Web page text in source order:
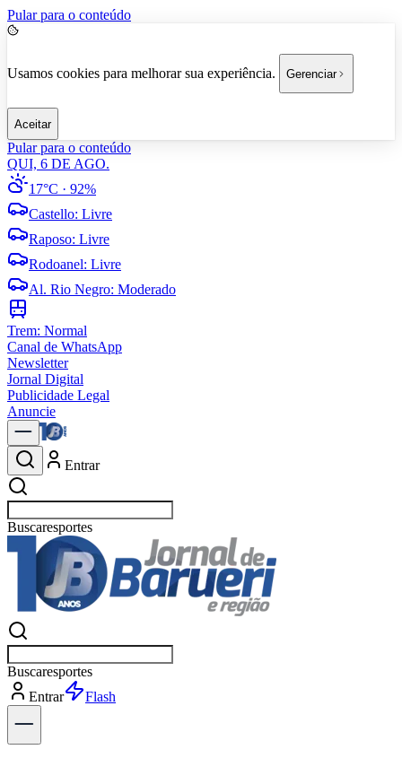
Pular para o conteúdo
Usamos cookies para melhorar sua experiência. Gerenciar
Aceitar
Pular para o conteúdo
QUI, 6 DE AGO.
17°C · 92%
Castello: Livre
Raposo: Livre
Rodoanel: Livre
Al. Rio Negro: Moderado
Trem: Normal
Canal de WhatsApp
Newsletter
Jornal Digital
Publicidade Legal
Anuncie
Entrar
Buscarpolític
Buscarpolític
Entrar
Explorar